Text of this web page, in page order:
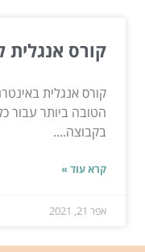
קורס אנגלית
קורס אנגלית
הטובה ביותר עבור
בקבוצה....
קרא עוד »
אפר 21, 2021